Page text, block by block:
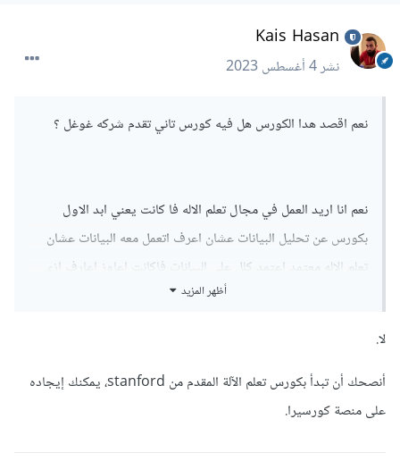
Kais Hasan
نشر4 أغسطس 2023
نعم اقصد هدا الكورس هل فيه كورس تاني تقدم شركه غوغل ؟
نعم انا اريد العمل في مجال تعلم الاله فا كانت يعني ابد الاول
بكورس عن تحليل البيانات عشان اعرف اتعمل معه البيانات عشان
تعلم الاله معتمد اعتمد كلل علي البيانات فاكانت اعاوز اعارف ازي
يعني مش الازم اخد الكورس ؟
أظهر المزيد
لا.
أنصحك أن تبدأ بكورس تعلم الآلة المقدم من stanford، يمكنك إيجاده
على منصة كورسيرا.